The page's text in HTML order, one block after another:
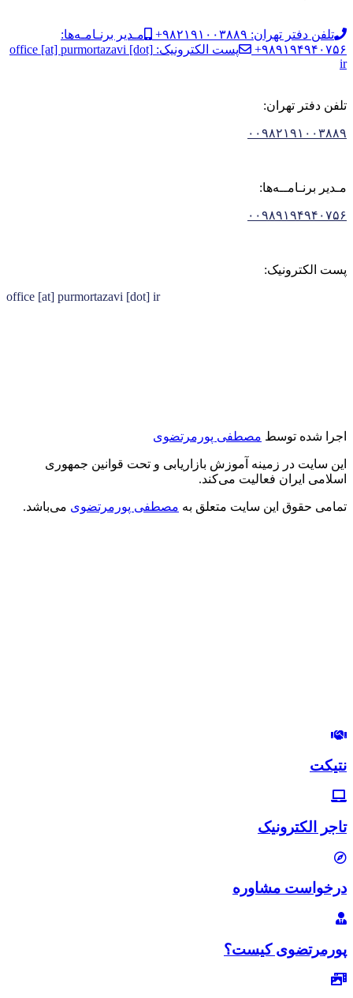
تلفن دفتر تهران: ۹۸۲۱۹۱۰۰۳۸۸۹+
مـدیر برنـامـه‌ها:
۹۸۹۱۹۴۹۴۰۷۵۶+
پست الکترونیک: office [at] purmortazavi [dot]
ir
تلفن دفتر تهران:
۰۰۹۸۲۱۹۱۰۰۳۸۸۹
مـدیر برنـامــه‌ها:
۰۰۹۸۹۱۹۴۹۴۰۷۵۶
پست الکترونیک:
office [at] purmortazavi [dot] ir
اجرا شده توسط مصطفی پورمرتضوی
این سایت در زمینه آموزش بازاریابی و تحت قوانین جمهوری
اسلامی ایران فعالیت می‌کند.
تمامی حقوق این سایت متعلق به مصطفی پورمرتضوی می‌باشد.
نتیکت
تاجر الکترونیک
درخواست مشاوره
پورمرتضوی کیست؟